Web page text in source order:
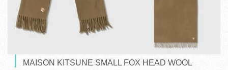
MAISON KITSUNE SMALL FOX HEAD WOOL